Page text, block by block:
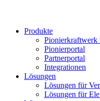
Produkte
Pionierportal
Partnerportal
Integrationen
Lösungen
Lösungen für
Lösungen für